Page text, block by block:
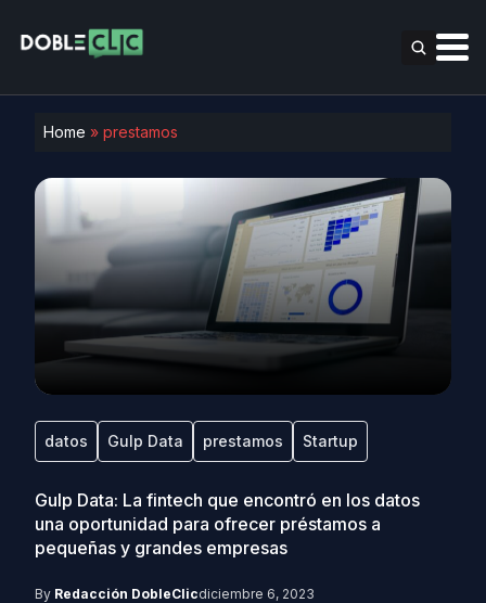
Home » prestamos
datos Gulp Data prestamos Startup
Gulp Data: La fintech que encontró en los datos
una oportunidad para ofrecer préstamos a
pequeñas y grandes empresas
By Redacción DobleClicdiciembre 6, 2023